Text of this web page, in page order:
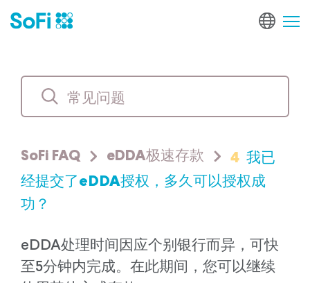
SoFi FAQ eDDA极速存款 4 我已
经提交了eDDA授权，多久可以授权成
功？
eDDA处理时间因应个别银行而异，可快
至5分钟内完成。在此期间，您可以继续